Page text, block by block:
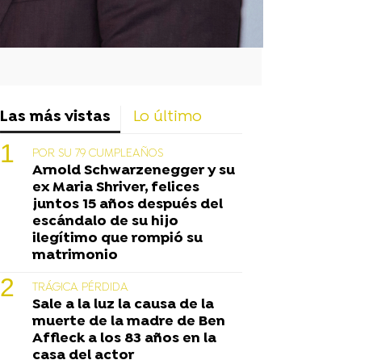
Las más vistas Lo último
POR SU 79 CUMPLEAÑOS
Arnold Schwarzenegger y su
ex Maria Shriver, felices
juntos 15 años después del
escándalo de su hijo
ilegítimo que rompió su
matrimonio
TRÁGICA PÉRDIDA
Sale a la luz la causa de la
muerte de la madre de Ben
Affleck a los 83 años en la
casa del actor